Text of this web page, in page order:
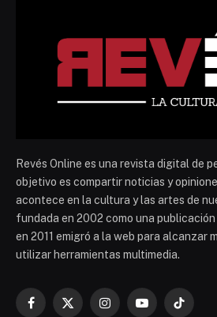
Revés Online es una revista digital de
objetivo es compartir noticias y
acontece en la cultura y las artes de
fundada en 2002 como una publicación
en 2011 emigró a la web para alcanzar
utilizar herramientas multimedia.
Facebook
X
InstagramYouTubeTikTok